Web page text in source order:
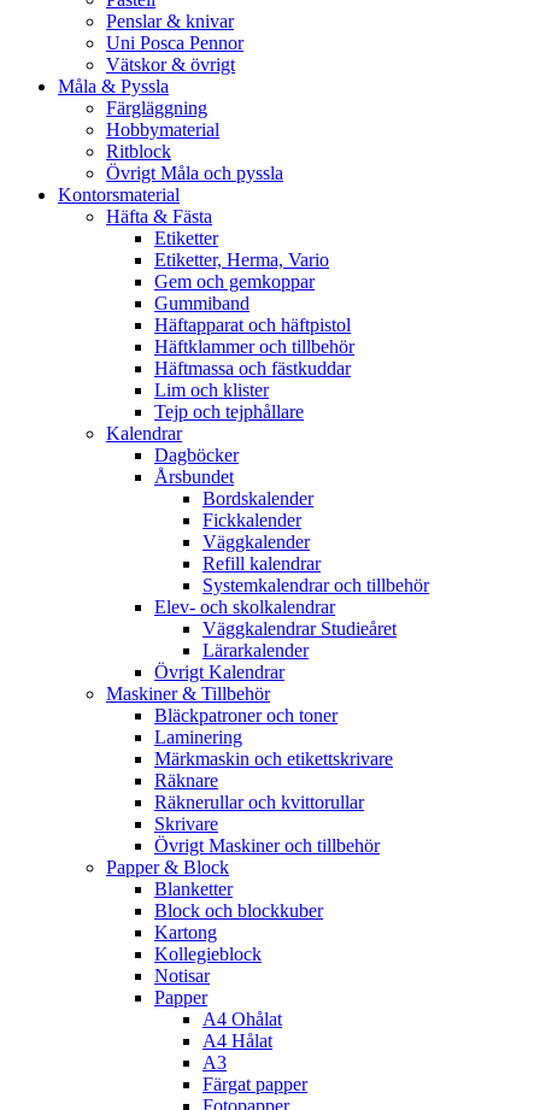
Penslar & knivar
Uni Posca Pennor
Vätskor & övrigt
Måla & Pyssla
Färgläggning
Hobbymaterial
Ritblock
Övrigt Måla och pyssla
Kontorsmaterial
Häfta & Fästa
Etiketter
Etiketter, Herma, Vario
Gem och gemkoppar
Gummiband
Häftapparat och häftpistol
Häftklammer och tillbehör
Häftmassa och fästkuddar
Lim och klister
Tejp och tejphållare
Kalendrar
Dagböcker
Årsbundet
Bordskalender
Fickkalender
Väggkalender
Refill kalendrar
Systemkalendrar och tillbehör
Elev- och skolkalendrar
Väggkalendrar Studieåret
Lärarkalender
Övrigt Kalendrar
Maskiner & Tillbehör
Bläckpatroner och toner
Laminering
Märkmaskin och etikettskrivare
Räknare
Räknerullar och kvittorullar
Skrivare
Övrigt Maskiner och tillbehör
Papper & Block
Blanketter
Block och blockkuber
Kartong
Kollegieblock
Notisar
Papper
A4 Ohålat
A4 Hålat
A3
Färgat papper
Fotopapper